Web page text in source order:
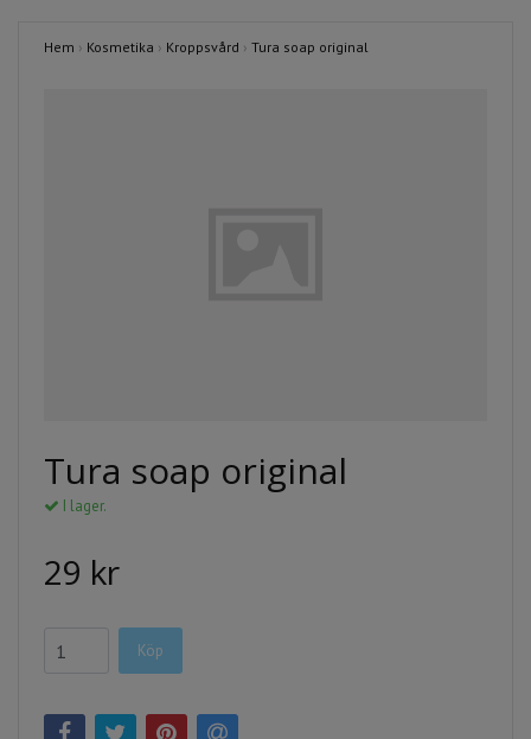
Hem › Kosmetika › Kroppsvård › Tura soap original
Tura soap original
I lager.
29 kr
Köp